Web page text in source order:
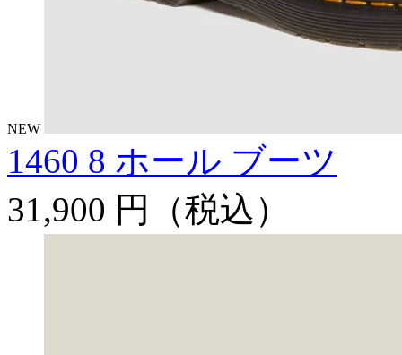
NEW
1460 8 ホール ブーツ
31,900 円
（税込）